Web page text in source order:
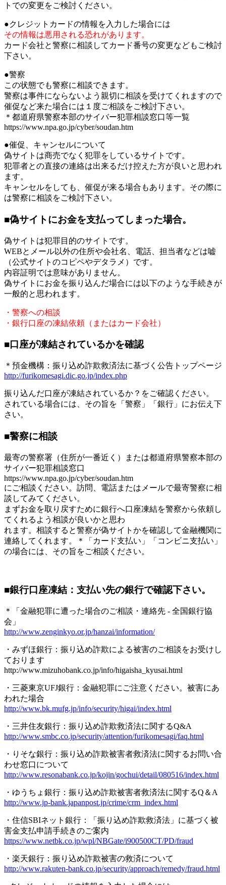
トでの変更をご検討ください。
●クレジットカードの情報を入力した場合には
その情報は悪用される恐れがあります。
カード会社と警察に相談してカード番号の変更などもご検討
下さい。
●警察
この状態でも警察に相談できます。
警察は事件にならないよう親切に相談を受けてくれますので
催促など来た場合には１度ご相談をご検討下さい。
＊都道府県警察本部のサイバー犯罪相談窓口等一覧
https://www.npa.go.jp/cyber/soudan.htm
●催促、キャンセルについて
偽サイトは商売でなく犯罪をしているサイトです。
犯罪者との直接の連絡は出来るだけ控えた方が良いと思われ
ます。
キャンセルをしても、催促が来る場合もあります。その際に
は警察に相談をご検討下さい。
■偽サイトにお金を支払ってしまった場合。
偽サイトは犯罪目的のサイトです。
WEBとメール以外の住所や会社名、電話、担当者などは嘘
（公式サイトのコピペやデタラメ）です。
内容証明では意味がありません。
偽サイトにお金を振り込んだ場合には以下のような手続きが
一般的と思われます。
・警察への相談
・銀行口座の凍結依頼（またはカード会社）
■口座が凍結されているかを確認
＊預金機構：振り込め詐欺救済法に基づく公告トップページ
http://furikomesagi.dic.go.jp/index.php
振り込んだ口座が凍結されているか？をご確認ください。
されている場合には、その旨を「警察」「銀行」にお伝え下
さい。
■警察に相談
最寄の警察署（住所が一番近く）または都道府県警察本部の
サイバー犯罪相談窓口
https://www.npa.go.jp/cyber/soudan.htm
にご相談ください。訪問、電話またはメールで最寄警察に相
談してみてください。
まずお金を取り戻すために銀行へ口座凍結を警察から依頼し
てくれるよう相談が良いかと思わ
れます。相談すると警察が偽サイトかを確認して金融機関に
連絡してくれます。
＊「カード支払い」「コンビニ支払い」
の場合には、その旨をご相談ください。
■銀行口座凍結：支払い先の銀行で確認下さい。
＊「金融犯罪に遭った場合のご相談・連絡先 - 全国銀行協
会」
http://www.zenginkyo.or.jp/hanzai/information/
・みずほ銀行：振り込め詐欺による被害のご相談をお受けし
ております
http://www.mizuhobank.co.jp/info/higaisha_kyusai.html
・三菱東京UFJ銀行：金融犯罪にご注意ください。被害にあ
われた場合
http://www.bk.mufg.jp/info/security/higai/index.html
・三井住友銀行：振り込め詐欺救済法に関するQ&A
http://www.smbc.co.jp/security/attention/furikomesagi/faq.html
・りそな銀行：振り込め詐欺被害者救済法に関するお問い合
わせ窓口について
http://www.resonabank.co.jp/kojin/gochui/detail/080516/index.html
・ゆうちょ銀行：振り込め詐欺被害者救済法に関するQ＆A
http://www.jp-bank.japanpost.jp/crime/crm_index.html
・住信SBIネット銀行：「振り込め詐欺救済法」に基づく被
害金支払申請手続きのご案内
https://www.netbk.co.jp/wpl/NBGate/i900500CT/PD/fraud
・楽天銀行：振り込め詐欺被害の救済について
http://www.rakuten-bank.co.jp/security/approach/remedy/fraud.html